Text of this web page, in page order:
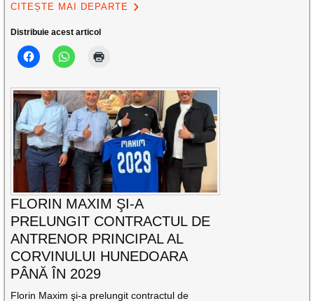
CITEȘTE MAI DEPARTE
Distribuie acest articol
FLORIN MAXIM ŞI-A
PRELUNGIT CONTRACTUL DE
ANTRENOR PRINCIPAL AL
CORVINULUI HUNEDOARA
PÂNĂ ÎN 2029
Florin Maxim şi-a prelungit contractul de